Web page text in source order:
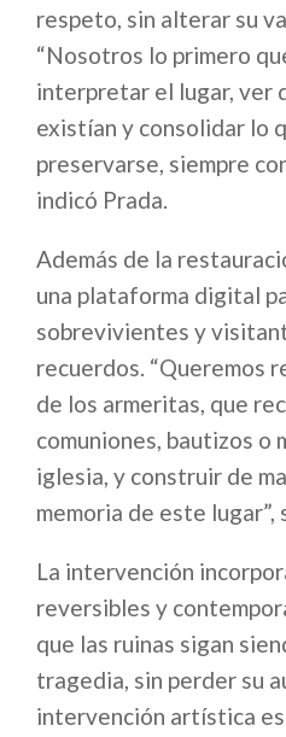
respeto, sin alterar su
“Nosotros lo primero
interpretar el lugar, ver
existían y consolidar lo
preservarse, siempre
indicó Prada.
Además de la
una plataforma digital
sobrevivientes y
recuerdos. “Queremos
de los armeritas, que
comuniones, bautizos o
iglesia, y construir de
memoria de este lugar”,
La intervención
reversibles y
que las ruinas sigan
tragedia, sin perder su
intervención artística